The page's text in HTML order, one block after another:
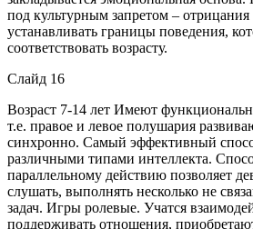
под культурным запретом –
устанавливать границы поведения,
соответствовать возрасту.
Слайд 16
Возраст 7-14 лет Имеют
т.е. правое и левое полушария
синхронно. Самый эффективный
различными типами интеллекта.
параллельному действию позволяет
слушать, выполнять несколько не
задач. Игры ролевые. Учатся
поддерживать отношения,